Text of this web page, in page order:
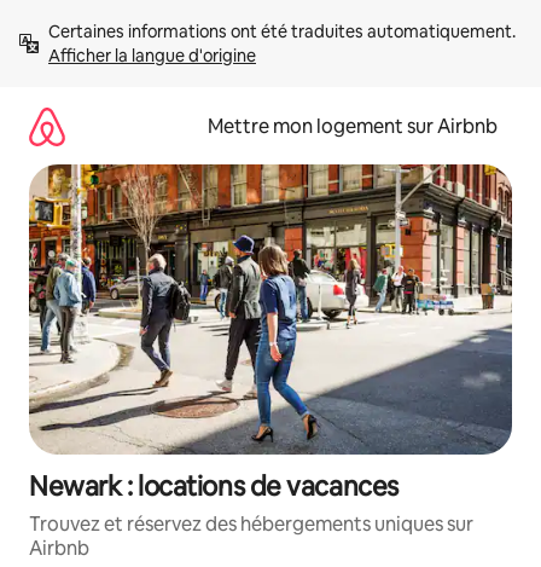
directement
Afficher la langue d'origine
Mettre mon logement sur Airbnb
Newark : locations de vacances
Trouvez et réservez des hébergements uniques sur
Airbnb